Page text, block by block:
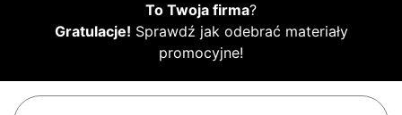
To Twoja firma?
Gratulacje! Sprawdź jak odebrać materiały
promocyjne!